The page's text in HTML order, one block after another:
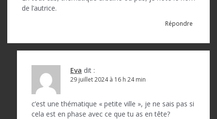
r
de l’autrice.
Répondre
Eva dit :
29 juillet 2024 à 16 h 24 min
c’est une thématique « petite ville », je ne sais pas si
cela est en phase avec ce que tu as en tête?